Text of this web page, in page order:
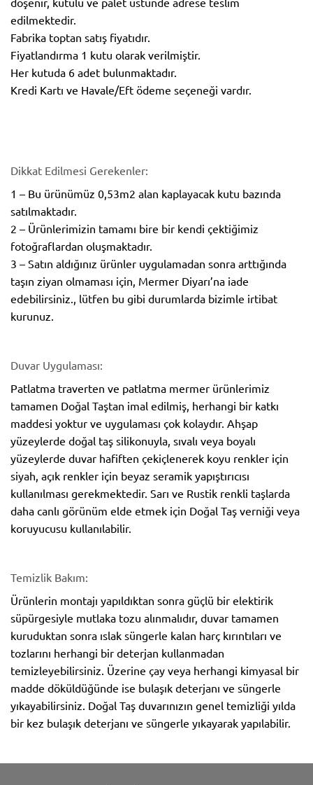
edilmektedir.
Fabrika toptan satış fiyatıdır.
Fiyatlandırma 1 kutu olarak verilmiştir.
Her kutuda 6 adet bulunmaktadır.
Kredi Kartı ve Havale/Eft ödeme seçeneği vardır.
Dikkat Edilmesi Gerekenler:
1 – Bu ürünümüz 0,53m2 alan kaplayacak kutu bazında
satılmaktadır.
2 – Ürünlerimizin tamamı bire bir kendi çektiğimiz
fotoğraflardan oluşmaktadır.
3 – Satın aldığınız ürünler uygulamadan sonra arttığında
taşın ziyan olmaması için, Mermer Diyarı’na iade
edebilirsiniz., lütfen bu gibi durumlarda bizimle irtibat
kurunuz.
Duvar Uygulaması:
Patlatma traverten ve patlatma mermer ürünlerimiz
tamamen Doğal Taştan imal edilmiş, herhangi bir katkı
maddesi yoktur ve uygulaması çok kolaydır. Ahşap
yüzeylerde doğal taş silikonuyla, sıvalı veya boyalı
yüzeylerde duvar hafiften çekiçlenerek koyu renkler için
siyah, açık renkler için beyaz seramik yapıştırıcısı
kullanılması gerekmektedir. Sarı ve Rustik renkli taşlarda
daha canlı görünüm elde etmek için Doğal Taş verniği veya
koruyucusu kullanılabilir.
Temizlik Bakım:
Ürünlerin montajı yapıldıktan sonra güçlü bir elektirik
süpürgesiyle mutlaka tozu alınmalıdır, duvar tamamen
kuruduktan sonra ıslak süngerle kalan harç kırıntıları ve
tozlarını herhangi bir deterjan kullanmadan
temizleyebilirsiniz. Üzerine çay veya herhangi kimyasal bir
madde döküldüğünde ise bulaşık deterjanı ve süngerle
yıkayabilirsiniz. Doğal Taş duvarınızın genel temizliği yılda
bir kez bulaşık deterjanı ve süngerle yıkayarak yapılabilir.